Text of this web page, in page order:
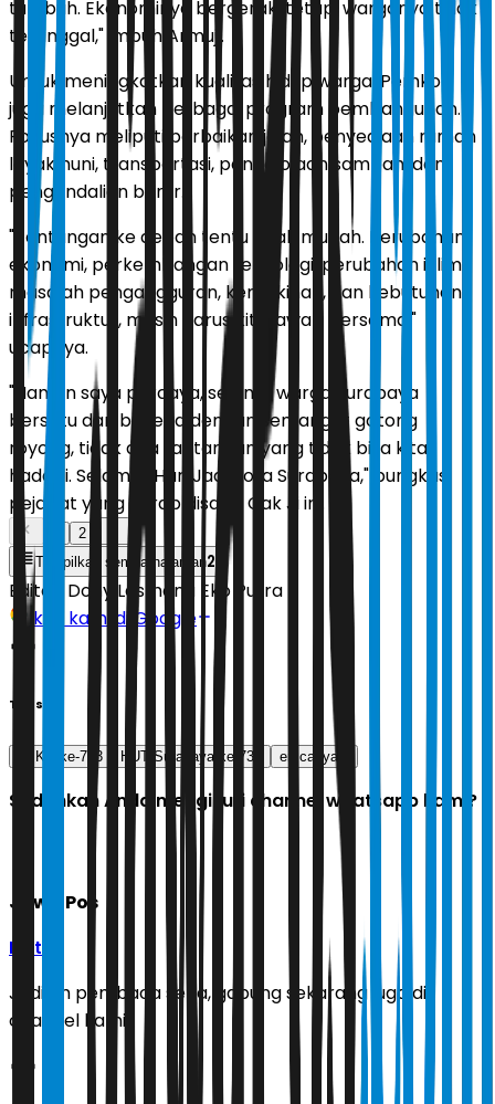
tumbuh. Ekonominya bergerak, tetapi warganya tidak
tertinggal," imbuh Armuji.
Untuk meningkatkan kualitas hidup warga, Pemkot
juga melanjutkan berbagai program pembangunan.
Fokusnya meliputi perbaikan jalan, penyediaan rumah
layak huni, transportasi, pengelolaan sampah, dan
pengendalian banjir.
"Tantangan ke depan tentu tidak mudah. Perubahan
ekonomi, perkembangan teknologi, perubahan iklim,
masalah pengangguran, kemiskinan, dan kebutuhan
infrastruktur, masih harus kita jawab bersama,"
ucapnya.
"Namun saya percaya, selama warga Surabaya
bersatu dan bekerja dengan semangat gotong
royong, tidak ada tantangan yang tidak bisa kita
hadapi. Selamat Hari Jadi Kota Surabaya," pungkas
pejabat yang akrab disapa Cak Ji ini.
2
Tampilkan semua halaman2
Editor: Dony Lesmana Eko Putra
Ikuti kami di Google
Tags
HJKS ke-733 HUT Surabaya ke 733 eri cahyadi
Sudahkah Anda mengikuti channel whatsapp kami?
Jawa Pos
Ikuti
Jadilah pembaca setia, gabung sekarang juga di
channel kami!